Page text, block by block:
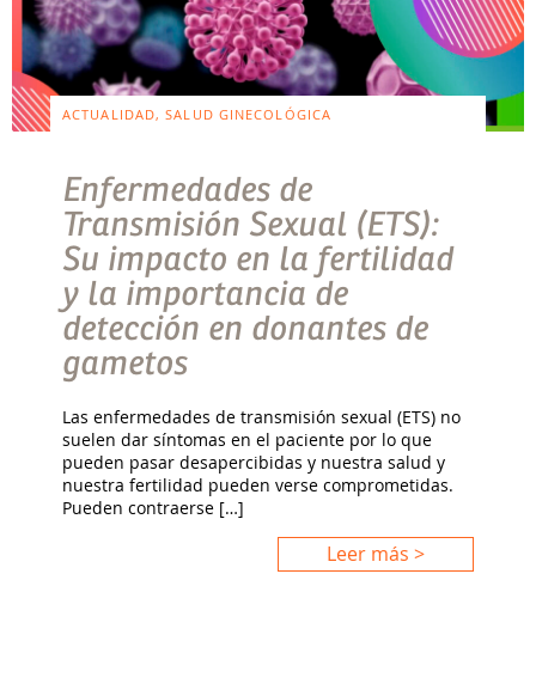
ACTUALIDAD, SALUD GINECOLÓGICA
Enfermedades de
Transmisión Sexual (ETS):
Su impacto en la fertilidad
y la importancia de
detección en donantes de
gametos
Las enfermedades de transmisión sexual (ETS) no
suelen dar síntomas en el paciente por lo que
pueden pasar desapercibidas y nuestra salud y
nuestra fertilidad pueden verse comprometidas.
Pueden contraerse […]
Leer más >